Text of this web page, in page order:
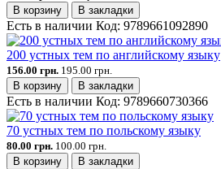
В корзину
В закладки
Есть в наличии Код: 9789661092890
200 устных тем по английскому языку
156.00 грн. 195.00 грн.
В корзину
В закладки
Есть в наличии Код: 9789660730366
70 устных тем по польскому языку
80.00 грн. 100.00 грн.
В корзину
В закладки